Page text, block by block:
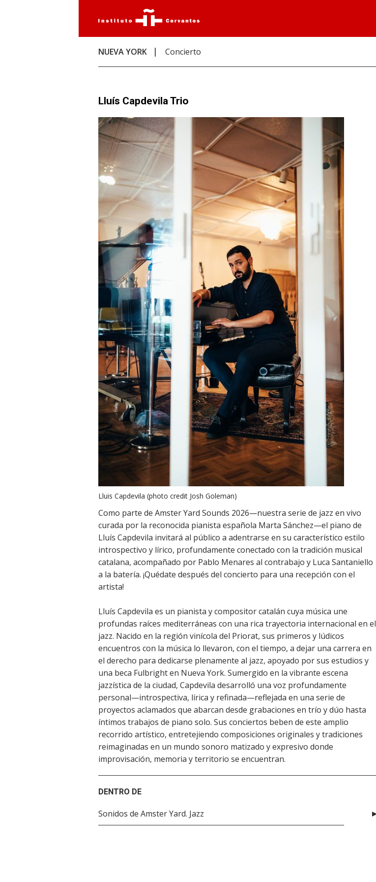
NUEVA YORK Concierto
Lluís Capdevila Trio
Lluis Capdevila (photo credit Josh Goleman)
Como parte de Amster Yard Sounds 2026—nuestra serie de jazz en vivo
curada por la reconocida pianista española Marta Sánchez—el piano de
Lluís Capdevila invitará al público a adentrarse en su característico estilo
introspectivo y lírico, profundamente conectado con la tradición musical
catalana, acompañado por Pablo Menares al contrabajo y Luca Santaniello
a la batería. ¡Quédate después del concierto para una recepción con el
artista!
Lluís Capdevila es un pianista y compositor catalán cuya música une
profundas raíces mediterráneas con una rica trayectoria internacional en el
jazz. Nacido en la región vinícola del Priorat, sus primeros y lúdicos
encuentros con la música lo llevaron, con el tiempo, a dejar una carrera en
el derecho para dedicarse plenamente al jazz, apoyado por sus estudios y
una beca Fulbright en Nueva York. Sumergido en la vibrante escena
jazzística de la ciudad, Capdevila desarrolló una voz profundamente
personal—introspectiva, lírica y refinada—reflejada en una serie de
proyectos aclamados que abarcan desde grabaciones en trío y dúo hasta
íntimos trabajos de piano solo. Sus conciertos beben de este amplio
recorrido artístico, entretejiendo composiciones originales y tradiciones
reimaginadas en un mundo sonoro matizado y expresivo donde
improvisación, memoria y territorio se encuentran.
DENTRO DE
Sonidos de Amster Yard. Jazz